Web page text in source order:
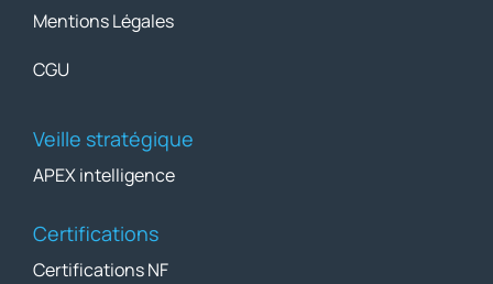
Mentions Légales
CGU
Veille stratégique
APEX intelligence
Certifications
Certifications NF